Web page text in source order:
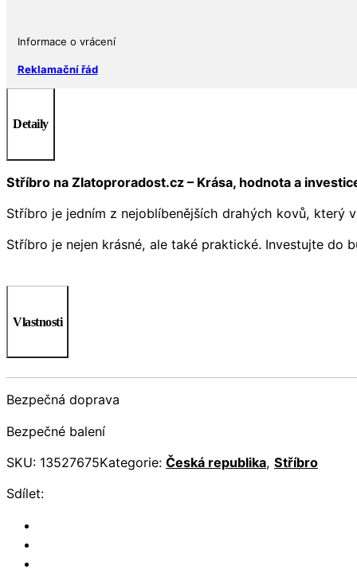
Informace o vrácení
Reklamační řád
Detaily
Stříbro na Zlatoproradost.cz – Krása, hodnota a
Stříbro je jedním z nejoblíbenějších drahých kovů,
Stříbro je nejen krásné, ale také praktické. Investujte
Vlastnosti
Bezpečná doprava
Bezpečné balení
SKU: 13527675Kategorie: Česká republika, Stříbro
Sdílet: